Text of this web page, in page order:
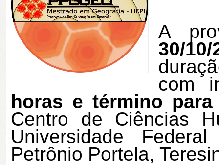
A
30/
com
horas e término para
Centro de Ciências
Universidade
Petrônio Portela,